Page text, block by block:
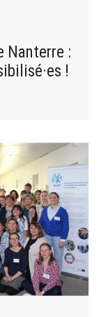
Nanterre :
!